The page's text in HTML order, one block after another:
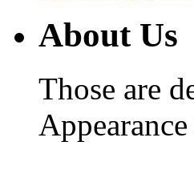
About Us
Those are